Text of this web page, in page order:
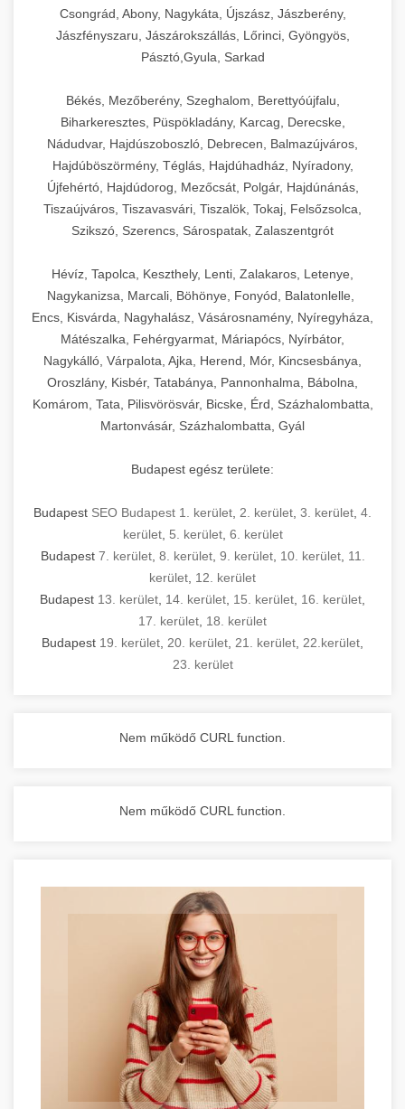
Csongrád, Abony, Nagykáta, Újszász, Jászberény,
Jászfényszaru, Jászárokszállás, Lőrinci, Gyöngyös,
Pásztó,Gyula, Sarkad
Békés, Mezőberény, Szeghalom, Berettyóújfalu,
Biharkeresztes, Püspökladány, Karcag, Derecske,
Nádudvar, Hajdúszoboszló, Debrecen, Balmazújváros,
Hajdúböszörmény, Téglás, Hajdúhadház, Nyíradony,
Újfehértó, Hajdúdorog, Mezőcsát, Polgár, Hajdúnánás,
Tiszaújváros, Tiszavasvári, Tiszalök, Tokaj, Felsőzsolca,
Szikszó, Szerencs, Sárospatak, Zalaszentgrót
Hévíz, Tapolca, Keszthely, Lenti, Zalakaros, Letenye,
Nagykanizsa, Marcali, Böhönye, Fonyód, Balatonlelle,
Encs, Kisvárda, Nagyhalász, Vásárosnamény, Nyíregyháza,
Mátészalka, Fehérgyarmat, Máriapócs, Nyírbátor,
Nagykálló, Várpalota, Ajka, Herend, Mór, Kincsesbánya,
Oroszlány, Kisbér, Tatabánya, Pannonhalma, Bábolna,
Komárom, Tata, Pilisvörösvár, Bicske, Érd, Százhalombatta,
Martonvásár, Százhalombatta, Gyál
Budapest egész területe:
Budapest SEO Budapest 1. kerület 2. kerület 3. kerület 4.
kerület, 5. kerület, 6. kerület
Budapest 7. kerület, 8. kerület, 9. kerület, 10. kerület, 11.
kerület 12. kerület
Budapest 13. kerület 14. kerület 15. kerület 16. kerület
17. kerület 18. kerület
Budapest 19. kerület 20. kerület 21. kerület 22.kerület
23. kerület
Nem működő CURL function.
Nem működő CURL function.